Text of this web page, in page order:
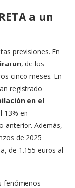
a un
previsiones. En
, de los
cinco meses. En
registrado
en el
13% en
anterior. Además,
de 2025
de 1.155 euros al
fenómenos